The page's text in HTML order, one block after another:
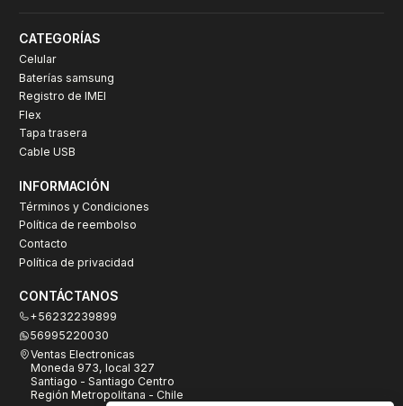
CATEGORÍAS
Celular
Baterías samsung
Registro de IMEI
Flex
Tapa trasera
Cable USB
INFORMACIÓN
Términos y Condiciones
Política de reembolso
Contacto
Política de privacidad
CONTÁCTANOS
+56232239899
56995220030
Ventas Electronicas
Moneda 973, local 327
Santiago - Santiago Centro
Región Metropolitana - Chile